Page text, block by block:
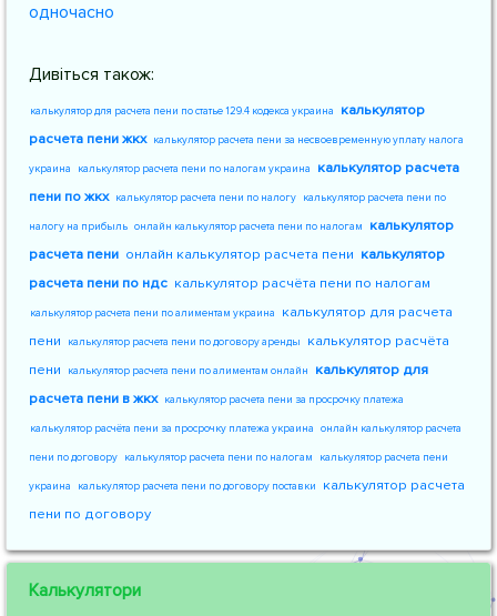
одночасно
Дивіться також:
калькулятор для расчета пени по статье 129.4 кодекса украина
калькулятор
расчета пени жкх калькулятор расчета пени за несвоевременную уплату налога
украина калькулятор расчета пени по налогам украина
калькулятор расчета
пени по жкх калькулятор расчета пени по налогу калькулятор расчета пени по
налогу на прибыль онлайн калькулятор расчета пени по налогам
калькулятор
расчета пени онлайн калькулятор расчета пени калькулятор
расчета пени по ндс калькулятор расчёта пени по налогам
калькулятор расчета пени по алиментам украина
калькулятор для расчета
пени
калькулятор расчета пени по договору аренды
калькулятор расчёта
пени
калькулятор расчета пени по алиментам онлайн
калькулятор для
расчета пени в жкх калькулятор расчета пени за просрочку платежа
калькулятор расчёта пени за просрочку платежа украина онлайн калькулятор расчета
пени по договору калькулятор расчета пени по налогам калькулятор расчета пени
украина калькулятор расчета пени по договору поставки
калькулятор расчета
пени по договору
Калькулятори